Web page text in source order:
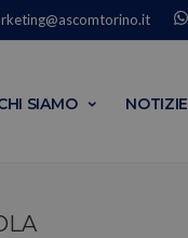
SIAMO NOTIZIE